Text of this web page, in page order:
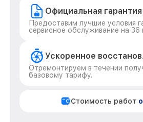
Официальная гарантия
Предоставим лучшие условия
сервисное обслуживание на 36
Ускоренное
Отремонтируем в течении
базовому тарифу.
Стоимость работ